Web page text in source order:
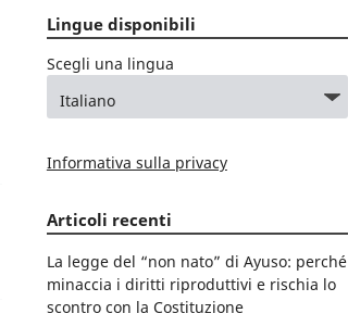
Lingue disponibili
Scegli una lingua
Informativa sulla privacy
Articoli recenti
La legge del “non nato” di Ayuso: perché
minaccia i diritti riproduttivi e rischia lo
scontro con la Costituzione